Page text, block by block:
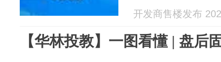
开发商售楼发布
【华林投教】一图看懂 | 盘后